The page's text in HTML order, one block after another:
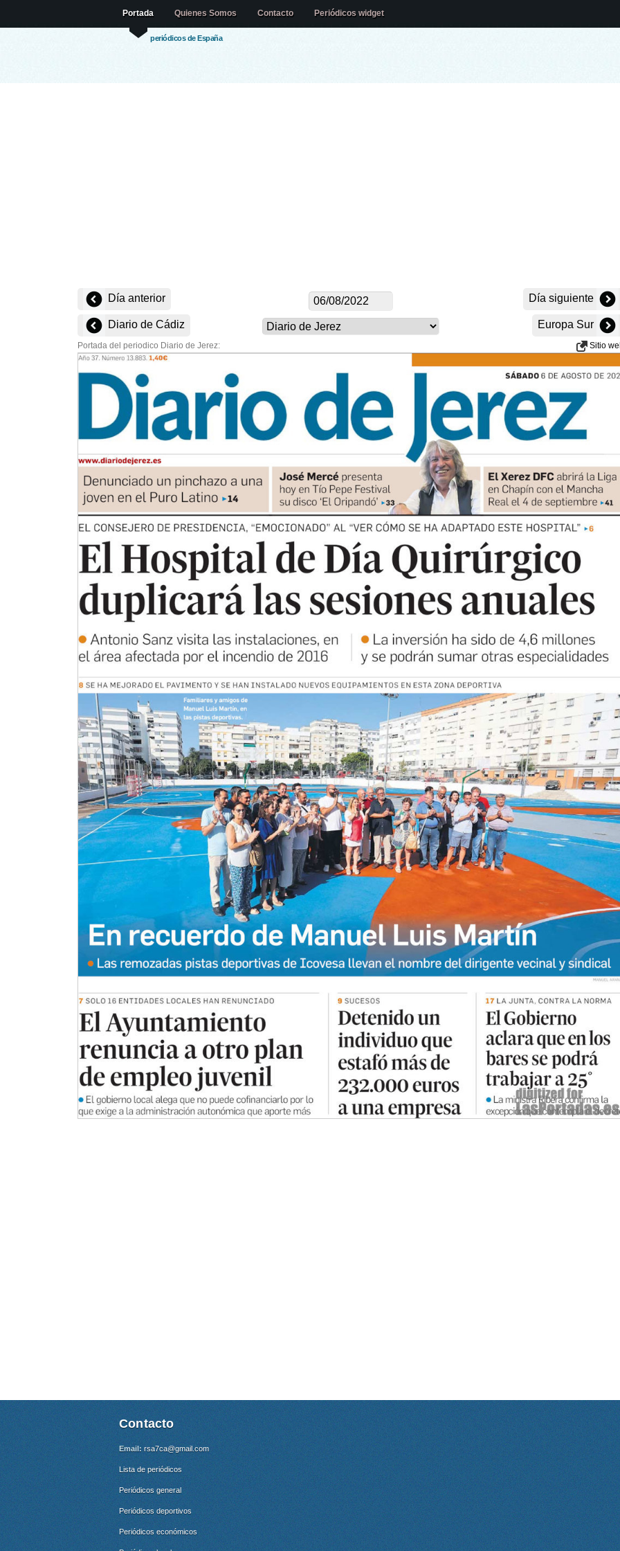
periódicos de España
Portada Quienes Somos Contacto Periódicos widget
Día anterior Día siguiente
Diario de Cádiz Europa Sur
Portada del periodico Diario de Jerez: Sitio
Contacto
Email: rsa7ca@gmail.com
Lista de periódicos
Periódicos general
Periódicos deportivos
Periódicos económicos